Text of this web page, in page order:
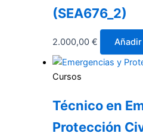
(SEA676_2)
2.000,00 €
Cursos
Técnico en
Protección